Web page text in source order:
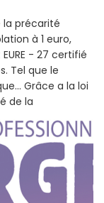
la précarité
à 1 euro,
- 27 certifié
Tel que le
Grâce a la loi
de la